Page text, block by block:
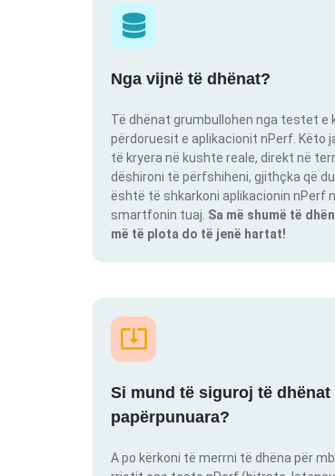
Nga vijnë të dhënat?
Të dhënat grumbullohen nga testet e
përdoruesit e aplikacionit nPerf. Këto
të kryera në kushte reale, direkt në
dëshironi të përfshiheni, gjithçka që
është të shkarkoni aplikacionin nPerf
smartfonin tuaj. Sa më shumë të
më të plota do të jenë hartat!
Si mund të siguroj të dhënat
papërpunuara?
A po kërkoni të merrni të dhëna për